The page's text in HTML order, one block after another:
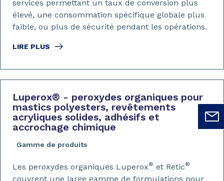
LIRE PLUS
services permettant un taux de conversion plus
élevé, une consommation spécifique globale plus
faible, ou plus de sécurité pendant les opérations.
Luperox® - peroxydes organiques pour
mastics polyesters, revêtements
acryliques solides, adhésifs et
accrochage chimique
Gamme de produits
Les peroxydes organiques Luperox® et Retic®
couvrent une large gamme de formulations pour